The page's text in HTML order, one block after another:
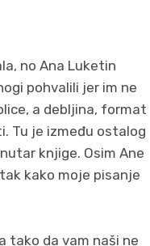
no Ana Luketin
pohvalili jer im ne
a debljina, format
Tu je između ostalog
knjige. Osim Ane
kako moje pisanje
tako da vam naši ne